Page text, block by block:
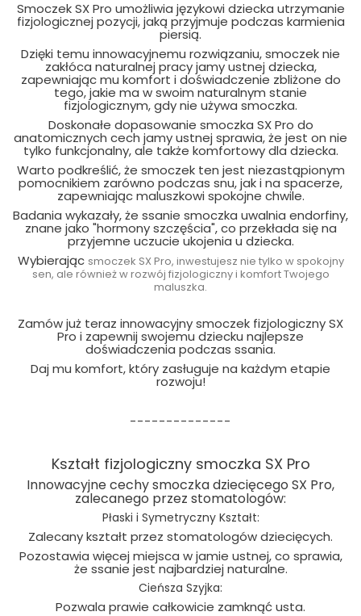
Smoczek SX Pro umożliwia językowi dziecka utrzymanie
fizjologicznej pozycji, jaką przyjmuje podczas karmienia
piersią.
Dzięki temu innowacyjnemu rozwiązaniu, smoczek nie
zakłóca naturalnej pracy jamy ustnej dziecka,
zapewniając mu komfort i doświadczenie zbliżone do
tego, jakie ma w swoim naturalnym stanie
fizjologicznym, gdy nie używa smoczka.
Doskonałe dopasowanie smoczka SX Pro do
anatomicznych cech jamy ustnej sprawia, że jest on nie
tylko funkcjonalny, ale także komfortowy dla dziecka.
Warto podkreślić, że smoczek ten jest niezastąpionym
pomocnikiem zarówno podczas snu, jak i na spacerze,
zapewniając maluszkowi spokojne chwile.
Badania wykazały, że ssanie smoczka uwalnia endorfiny,
znane jako "hormony szczęścia", co przekłada się na
przyjemne uczucie ukojenia u dziecka.
Wybierając smoczek SX Pro, inwestujesz nie tylko w spokojny
sen, ale również w rozwój fizjologiczny i komfort Twojego
maluszka.
Zamów już teraz innowacyjny smoczek fizjologiczny SX
Pro i zapewnij swojemu dziecku najlepsze
doświadczenia podczas ssania.
Daj mu komfort, który zasługuje na każdym etapie
rozwoju!
--------------
Kształt fizjologiczny smoczka SX Pro
Innowacyjne cechy smoczka dziecięcego SX Pro,
zalecanego przez stomatologów:
Płaski i Symetryczny Kształt:
Zalecany kształt przez stomatologów dziecięcych.
Pozostawia więcej miejsca w jamie ustnej, co sprawia,
że ssanie jest najbardziej naturalne.
Cieńsza Szyjka:
Pozwala prawie całkowicie zamknąć usta.